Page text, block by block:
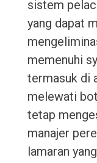
sistem
yang dapat
memenuhi
termasuk di
melewati
tetap
manajer
lamaran